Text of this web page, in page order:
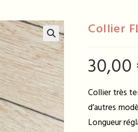
Collier
30,00
Collier très
d’autres
Longueur